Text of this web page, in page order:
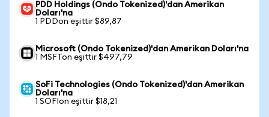
PDD Holdings (Ondo Tokenized)'dan Amerikan
Doları'na
1 PDDon eşittir $89,87
Microsoft (Ondo Tokenized)'dan Amerikan Doları'na
1 MSFTon eşittir $497,79
SoFi Technologies (Ondo Tokenized)'dan Amerikan
Doları'na
1 SOFIon eşittir $18,21